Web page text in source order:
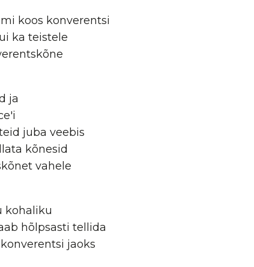
koos konverentsi
ka teistele
ja
juba veebis
kõnesid
vahele
kohaliku
hõlpsasti tellida
jaoks